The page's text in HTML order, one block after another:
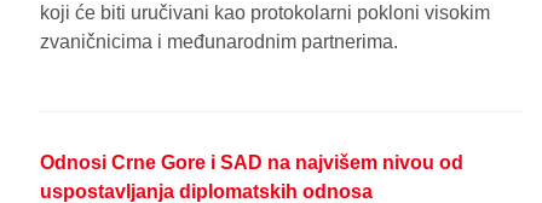
koji će biti uručivani kao protokolarni pokloni visokim
zvaničnicima i međunarodnim partnerima.
Odnosi Crne Gore i SAD na najvišem nivou od
uspostavljanja diplomatskih odnosa